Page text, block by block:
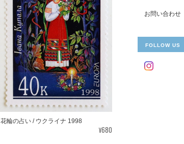
花輪の占い / ウクライナ 1998
¥680
お問い合わせ
FOLLOW US